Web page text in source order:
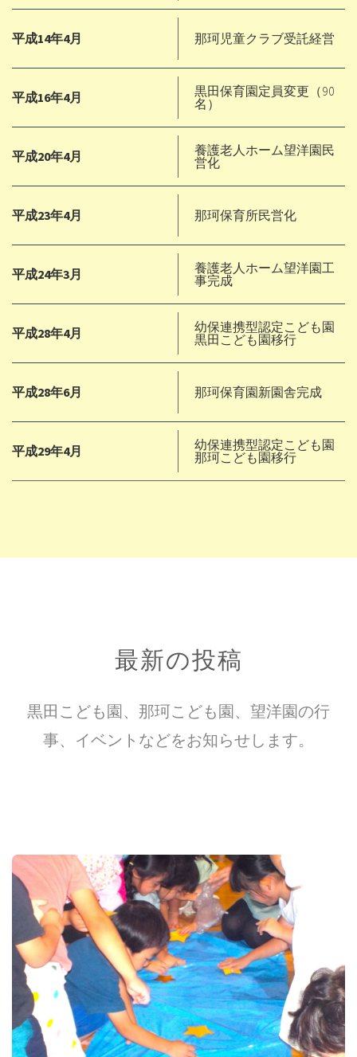
平成14年4月 那珂児童クラブ受託経営
平成16年4月
黒田保育園定員変更（90
名）
平成20年4月
養護老人ホーム望洋園民
営化
平成23年4月 那珂保育所民営化
平成24年3月
養護老人ホーム望洋園工
事完成
平成28年4月
幼保連携型認定こども園
黒田こども園移行
平成28年6月 那珂保育園新園舎完成
平成29年4月
幼保連携型認定こども園
那珂こども園移行
最新の投稿
黒田こども園、那珂こども園、望洋園の行
事、イベントなどをお知らせします。